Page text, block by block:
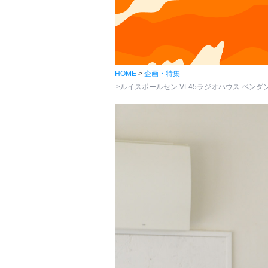
HOME
企画・特集
ルイスポールセン VL45ラジオハウス ペン